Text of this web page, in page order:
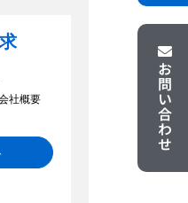
社概要
お問い合わせ